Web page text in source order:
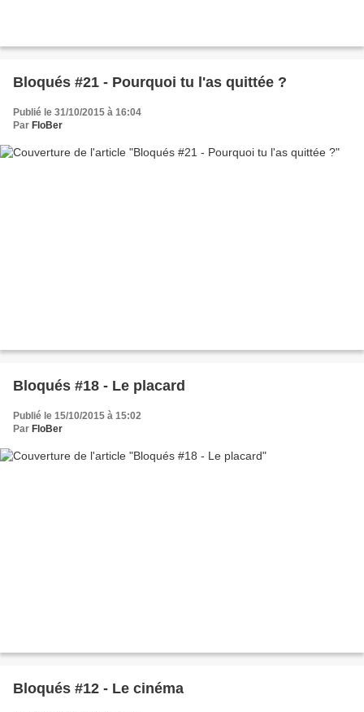
Bloqués #21 - Pourquoi tu l'as quittée ?
Publié le 31/10/2015 à 16:04
Par FloBer
Bloqués #18 - Le placard
Publié le 15/10/2015 à 15:02
Par FloBer
Bloqués #12 - Le cinéma